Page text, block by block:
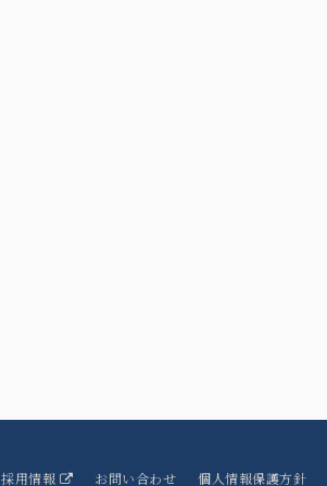
採用情報 お問い合わせ 個人情報保護方針